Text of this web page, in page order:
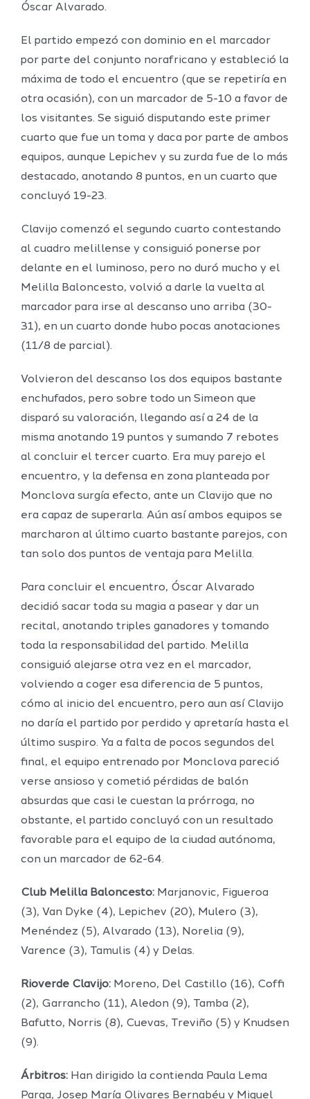
Óscar Alvarado.
El partido empezó con dominio en el marcador
por parte del conjunto norafricano y estableció la
máxima de todo el encuentro (que se repetiría en
otra ocasión), con un marcador de 5-10 a favor de
los visitantes. Se siguió disputando este primer
cuarto que fue un toma y daca por parte de ambos
equipos, aunque Lepichev y su zurda fue de lo más
destacado, anotando 8 puntos, en un cuarto que
concluyó 19-23.
Clavijo comenzó el segundo cuarto contestando
al cuadro melillense y consiguió ponerse por
delante en el luminoso, pero no duró mucho y el
Melilla Baloncesto, volvió a darle la vuelta al
marcador para irse al descanso uno arriba (30-
31), en un cuarto donde hubo pocas anotaciones
(11/8 de parcial).
Volvieron del descanso los dos equipos bastante
enchufados, pero sobre todo un Simeon que
disparó su valoración, llegando así a 24 de la
misma anotando 19 puntos y sumando 7 rebotes
al concluir el tercer cuarto. Era muy parejo el
encuentro, y la defensa en zona planteada por
Monclova surgía efecto, ante un Clavijo que no
era capaz de superarla. Aún así ambos equipos se
marcharon al último cuarto bastante parejos, con
tan solo dos puntos de ventaja para Melilla.
Para concluir el encuentro, Óscar Alvarado
decidió sacar toda su magia a pasear y dar un
recital, anotando triples ganadores y tomando
toda la responsabilidad del partido. Melilla
consiguió alejarse otra vez en el marcador,
volviendo a coger esa diferencia de 5 puntos,
cómo al inicio del encuentro, pero aun así Clavijo
no daría el partido por perdido y apretaría hasta el
último suspiro. Ya a falta de pocos segundos del
final, el equipo entrenado por Monclova pareció
verse ansioso y cometió pérdidas de balón
absurdas que casi le cuestan la prórroga, no
obstante, el partido concluyó con un resultado
favorable para el equipo de la ciudad autónoma,
con un marcador de 62-64.
Club Melilla Baloncesto: Marjanovic, Figueroa
(3), Van Dyke (4), Lepichev (20), Mulero (3),
Menéndez (5), Alvarado (13), Norelia (9),
Varence (3), Tamulis (4) y Delas.
Rioverde Clavijo: Moreno, Del Castillo (16), Coffi
(2), Garrancho (11), Aledon (9), Tamba (2),
Bafutto, Norris (8), Cuevas, Treviño (5) y Knudsen
(9).
Árbitros: Han dirigido la contienda Paula Lema
Parga, Josep María Olivares Bernabéu y Miquel